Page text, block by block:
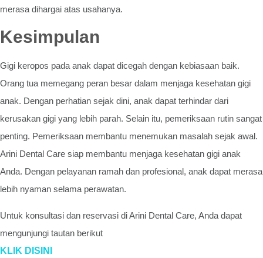
merasa dihargai atas usahanya.
Kesimpulan
Gigi keropos pada anak dapat dicegah dengan kebiasaan baik.
Orang tua memegang peran besar dalam menjaga kesehatan gigi
anak. Dengan perhatian sejak dini, anak dapat terhindar dari
kerusakan gigi yang lebih parah. Selain itu, pemeriksaan rutin sangat
penting. Pemeriksaan membantu menemukan masalah sejak awal.
Arini Dental Care siap membantu menjaga kesehatan gigi anak
Anda. Dengan pelayanan ramah dan profesional, anak dapat merasa
lebih nyaman selama perawatan.
Untuk konsultasi dan reservasi di Arini Dental Care, Anda dapat
mengunjungi tautan berikut
KLIK DISINI